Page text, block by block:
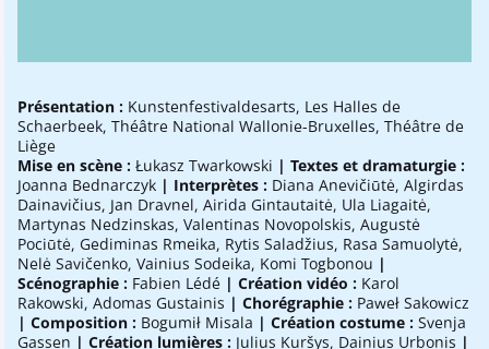
Présentation : Kunstenfestivaldesarts, Les Halles de
Schaerbeek, Théâtre National Wallonie-Bruxelles, Théâtre de
Liège
Mise en scène : Łukasz Twarkowski | Textes et dramaturgie :
Joanna Bednarczyk | Interprètes : Diana Anevičiūtė, Algirdas
Dainavičius, Jan Dravnel, Airida Gintautaitė, Ula Liagaitė,
Martynas Nedzinskas, Valentinas Novopolskis, Augustė
Pociūtė, Gediminas Rmeika, Rytis Saladžius, Rasa Samuolytė,
Nelė Savičenko, Vainius Sodeika, Komi Togbonou |
Scénographie : Fabien Lédé | Création vidéo : Karol
Rakowski, Adomas Gustainis | Chorégraphie : Paweł Sakowicz
| Composition : Bogumił Misala | Création costume : Svenja
Gassen | Création lumières : Julius Kuršys, Dainius Urbonis |